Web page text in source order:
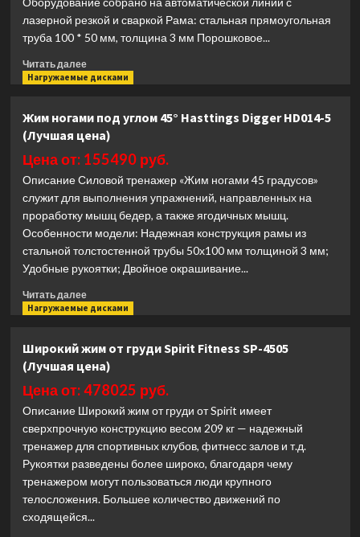
цена)
лазерной резкой и сваркой Рама: стальная прямоугольная
труба 100 * 50 мм, толщина 3 мм Порошковое...
Читать далееПрочитать
больше
для
кистей
рук
Ultra
Gym
UG-
T78
(Лучшая
Нагружаемые дисками
Жим ногами под углом 45° Hasttings Digger HD014-5
(Лучшая цена)
Цена от: 155490 руб.
Описание Силовой тренажер «Жим ногами 45 градусов»
служит для выполнения упражнений, направленных на
проработку мышц бедер, а также ягодичных мышц.
Особенности модели: Надежная конструкция рамы из
стальной толстостенной трубы 50х100 мм толщиной 3 мм;
Удобные рукоятки; Двойное окрашивание...
Читать далееПрочитать
больше
ногами
под
углом
45°
Hasttings
Digger
HD014-
5
цена)
Нагружаемые дисками
Широкий жим от груди Spirit Fitness SP-4505
(Лучшая цена)
Цена от: 478025 руб.
Описание Широкий жим от груди от Spirit имеет
сверхпрочную конструкцию весом 209 кг — надежный
тренажер для спортивных клубов, фитнесс залов и т.д.
Рукоятки разведены более широко, благодаря чему
тренажером могут пользоваться люди крупного
телосложения. Большее количество движений по
сходящейся...